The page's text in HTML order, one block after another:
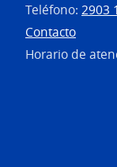
Teléfono: 2903
Contacto
Horario de